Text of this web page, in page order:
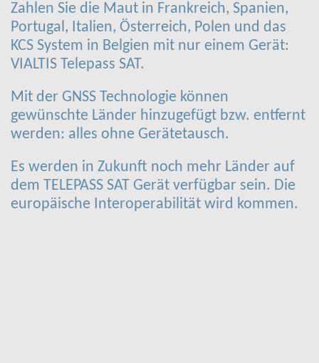
Zahlen Sie die Maut in Frankreich, Spanien,
Portugal, Italien, Österreich, Polen und das
KCS System in Belgien mit nur einem Gerät:
VIALTIS Telepass SAT.
Mit der GNSS Technologie können
gewünschte Länder hinzugefügt bzw. entfernt
werden: alles ohne Gerätetausch.
Es werden in Zukunft noch mehr Länder auf
dem TELEPASS SAT Gerät verfügbar sein. Die
europäische Interoperabilität wird kommen.